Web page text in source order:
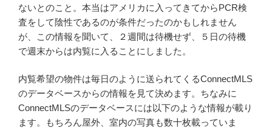
ないとのこと。本当はアメリカに入ってきてからPCR検
査をして陰性であるのが条件だったのかもしれません
が、この情報を聞いて、２週間は待機せず、５日の待機
で週末からは内覧に入ることにしました。
内覧希望の物件は毎日のように送られてくるConnectMLS
のデータベースからの情報を見て決めます。ちなみに
ConnectMLSのデータベースには以下のような情報が載り
ます。もちろん屋外、室内の写真も数十枚載っていま